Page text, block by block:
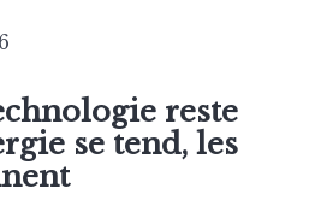
reste
se tend, les